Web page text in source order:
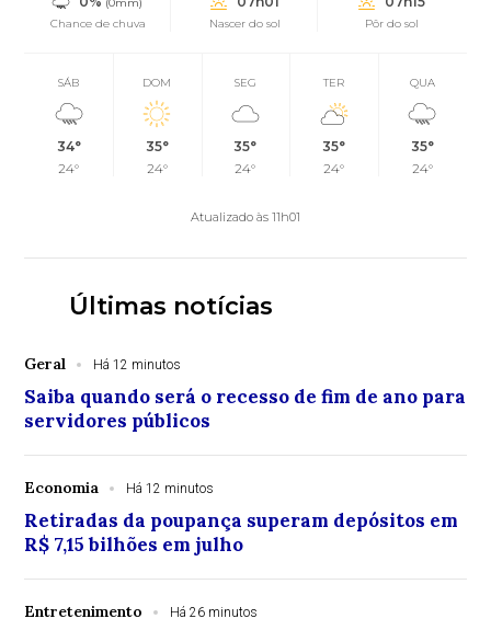
Chance de chuva
Nascer do sol Pôr do sol
SÁB
34°
24°
DOM
35°
24°
SEG
35°
24°
TER
35°
24°
QUA
35°
24°
Atualizado às 11h01
Últimas notícias
Geral Há 12 minutos
Saiba quando será o recesso de fim de ano para
servidores públicos
Economia Há 12 minutos
Retiradas da poupança superam depósitos em
R$ 7,15 bilhões em julho
Entretenimento Há 26 minutos